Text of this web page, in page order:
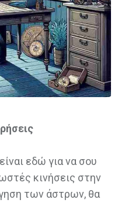
εδώ για να σου
κινήσεις στην
των άστρων, θα